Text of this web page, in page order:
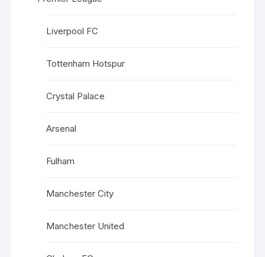
Liverpool FC
Tottenham Hotspur
Crystal Palace
Arsenal
Fulham
Manchester City
Manchester United